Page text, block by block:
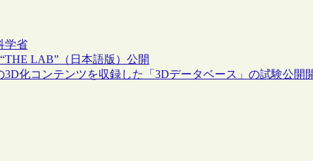
学省
LAB”（日本語版）公開
化コンテンツを収録した「3Dデータベース」の試験公開